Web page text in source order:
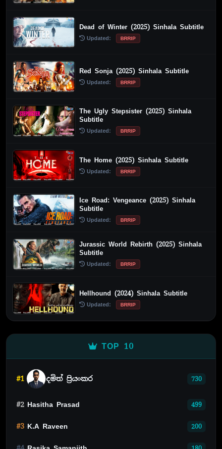
Dead of Winter (2025) Sinhala Subtitle
Updated: BRRIP
Red Sonja (2025) Sinhala Subtitle
Updated: BRRIP
The Ugly Stepsister (2025) Sinhala
Subtitle
Updated: BRRIP
The Home (2025) Sinhala Subtitle
Updated: BRRIP
Ice Road: Vengeance (2025) Sinhala
Subtitle
Updated: BRRIP
Jurassic World Rebirth (2025) Sinhala
Subtitle
Updated: BRRIP
Hellhound (2024) Sinhala Subtitle
Updated: BRRIP
TOP 10
#1 දමිත් ප්‍රියංකර 730
#2 Hasitha Prasad 499
#3 K.A Raveen 200